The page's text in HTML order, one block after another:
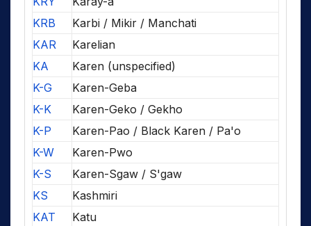
KRB
Karbi / Mikir / Manchati
KAR
Karelian
KA
Karen (unspecified)
K-G
Karen-Geba
K-K
Karen-Geko / Gekho
K-P
Karen-Pao / Black Karen / Pa'o
K-W
Karen-Pwo
K-S
Karen-Sgaw / S'gaw
KS
Kashmiri
KAT
Katu